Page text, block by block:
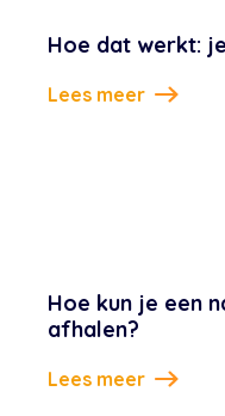
Hoe dat werkt:
Lees meer
Hoe kun je een
afhalen?
Lees meer